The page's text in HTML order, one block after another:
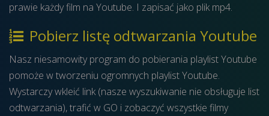
prawie każdy film na Youtube. I zapisać jako plik mp4.
Pobierz listę odtwarzania Youtube
Nasz niesamowity program do pobierania playlist Youtube
pomoże w tworzeniu ogromnych playlist Youtube.
Wystarczy wkleić link (nasze wyszukiwanie nie obsługuje list
odtwarzania), trafić w GO i zobaczyć wszystkie filmy